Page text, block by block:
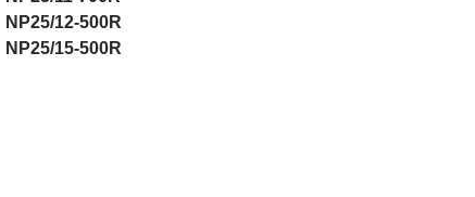
NP25/12-500R
NP25/15-500R